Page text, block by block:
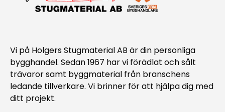
Vi på Holgers Stugmaterial AB är din personliga
bygghandel. Sedan 1967 har vi förädlat och sålt
trävaror samt byggmaterial från branschens
ledande tillverkare. Vi brinner för att hjälpa dig med
ditt projekt.